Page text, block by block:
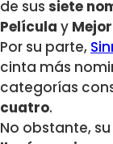
de sus siete
Película y
Por su parte,
cinta más
categorías
cuatro.
No obstante,